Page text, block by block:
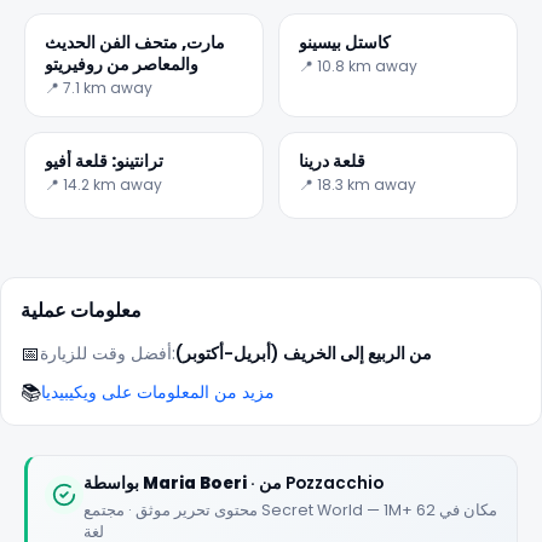
مارت, متحف الفن الحديث
والمعاصر من روفيريتو
📍 7.1 km away
كاستل بيسينو
📍 10.8 km away
ترانتينو: قلعة أفيو
📍 14.2 km away
قلعة درينا
📍 18.3 km away
معلومات عملية
📅
أفضل وقت للزيارة:من الربيع إلى الخريف (أبريل-أكتوبر)
📚مزيد من المعلومات على ويكيبيديا
Maria Boeri · من Pozzacchio
محتوى تحرير موثق · مجتمع Secret World — 1M+ مكان في 62
لغة
★★★★★